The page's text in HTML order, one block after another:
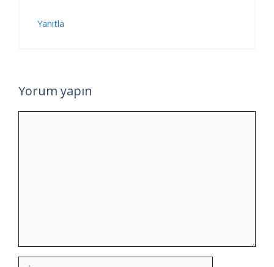
Yanıtla
Yorum yapın
İsim